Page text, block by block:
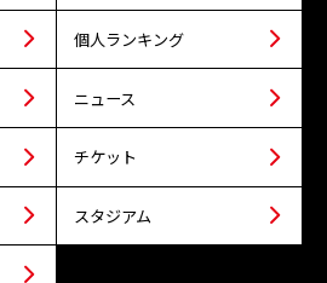
個人ランキング
ニュース
チケット
スタジアム